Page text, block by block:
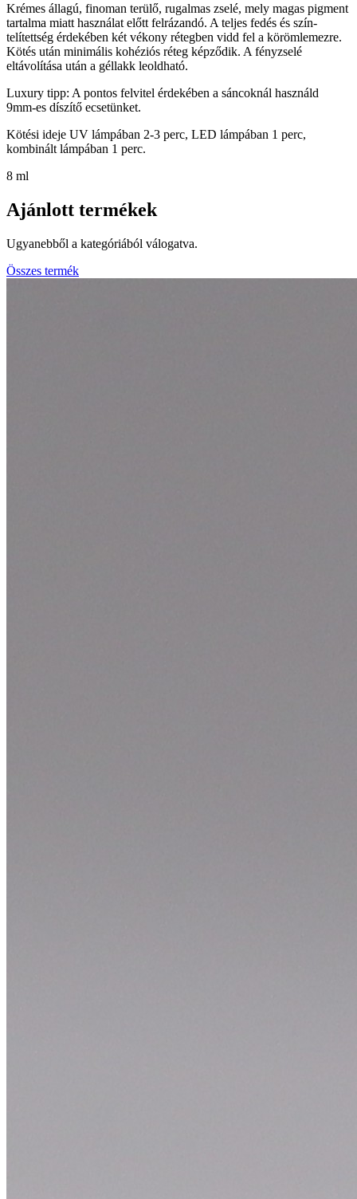
Krémes állagú, finoman terülő, rugalmas zselé, mely magas pigment
tartalma miatt használat előtt felrázandó. A teljes fedés és szín-
telítettség érdekében két vékony rétegben vidd fel a körömlemezre.
Kötés után minimális kohéziós réteg képződik. A fényzselé
eltávolítása után a géllakk leoldható.
Luxury tipp: A pontos felvitel érdekében a sáncoknál használd
9mm-es díszítő ecsetünket.
Kötési ideje UV lámpában 2-3 perc, LED lámpában 1 perc,
kombinált lámpában 1 perc.
8 ml
Ajánlott termékek
Ugyanebből a kategóriából válogatva.
Összes termék